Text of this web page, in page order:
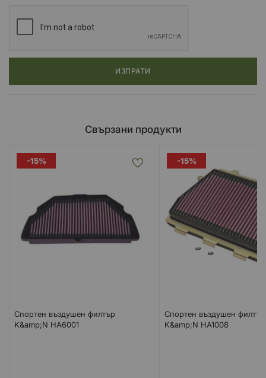
K&N произвеждат над 1200 модела филтри, почти за всяко
проектирани да съвпаднат в оригиналната филтърна кутия на
вашият мотор/автомобил
ИЗПРАТИ
Свързани продукти
-15%
Спортен въздушен филтър
K&amp;N HA6001
-15%
Спортен въздушен филтър
K&amp;N HA1008